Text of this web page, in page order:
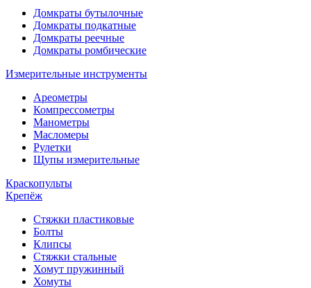
Домкраты бутылочные
Домкраты подкатные
Домкраты реечные
Домкраты ромбические
Измерительные инструменты
Ареометры
Компрессометры
Манометры
Масломеры
Рулетки
Щупы измерительные
Краскопульты
Крепёж
Стяжки пластиковые
Болты
Клипсы
Стяжки стальные
Хомут пружинный
Хомуты